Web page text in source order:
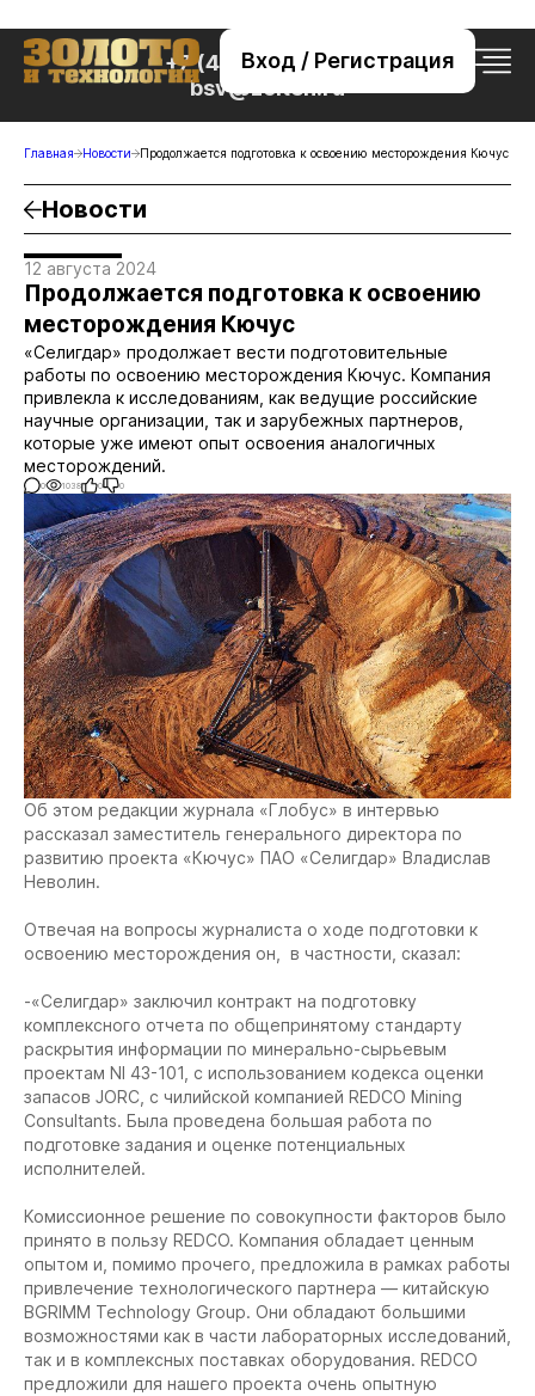
Вход / Регистрация
+7 (495) 221-76-32
bsv@zolteh.ru
Главная Новости Продолжается подготовка к освоению месторождения Кючус
Новости
12 августа 2024
Продолжается подготовка к освоению
месторождения Кючус
«Селигдар» продолжает вести подготовительные
работы по освоению месторождения Кючус. Компания
привлекла к исследованиям, как ведущие российские
научные организации, так и зарубежных партнеров,
которые уже имеют опыт освоения аналогичных
месторождений.
0 1038 0 0
Об этом редакции журнала «Глобус» в интервью
рассказал заместитель генерального директора по
развитию проекта «Кючус» ПАО «Селигдар» Владислав
Неволин.
Отвечая на вопросы журналиста о ходе подготовки к
освоению месторождения он, в частности, сказал:
-«Селигдар» заключил контракт на подготовку
комплексного отчета по общепринятому стандарту
раскрытия информации по минерально-сырьевым
проектам NI 43-101, с использованием кодекса оценки
запасов JORC, с чилийской компанией REDCO Mining
Consultants. Была проведена большая работа по
подготовке задания и оценке потенциальных
исполнителей.
Комиссионное решение по совокупности факторов было
принято в пользу REDCO. Компания обладает ценным
опытом и, помимо прочего, предложила в рамках работы
привлечение технологического партнера — китайскую
BGRIMM Technology Group. Они обладают большими
возможностями как в части лабораторных исследований,
так и в комплексных поставках оборудования. REDCO
предложили для нашего проекта очень опытную